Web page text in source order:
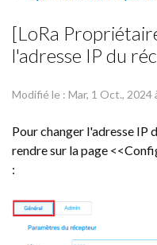
[LoRa
l'adresse IP du
Modifié le : Mar, 1 Oct., 2024
Pour changer l'adresse IP
rendre sur la page
: